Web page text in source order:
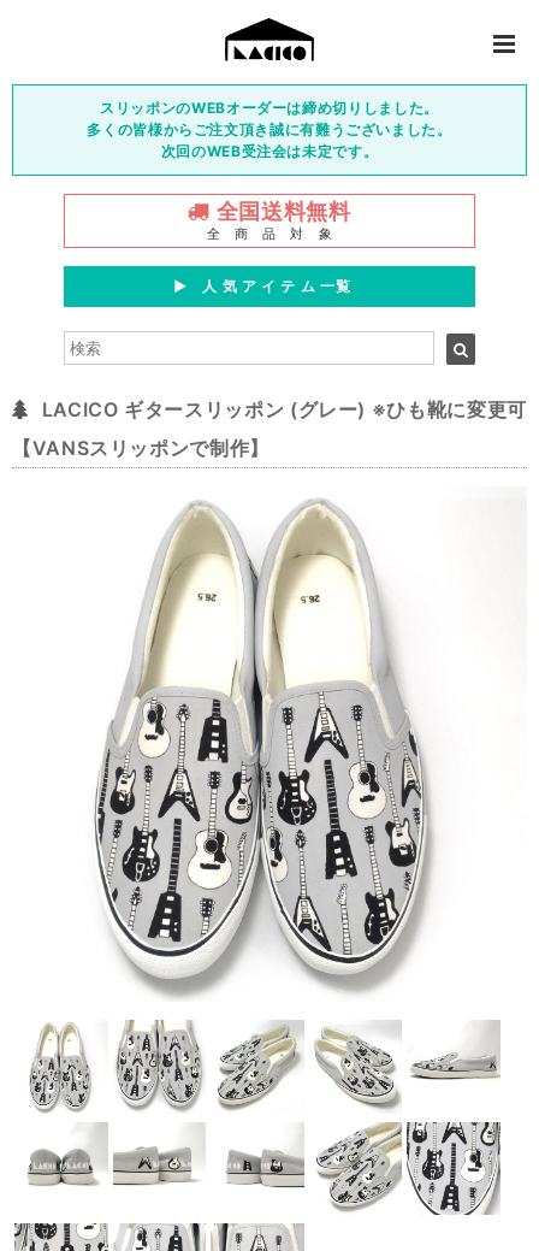
スリッポンのWEBオーダーは締め切りしました。
多くの皆様からご注文頂き誠に有難うございました。
次回のWEB受注会は未定です。
全国送料無料
全 商 品 対 象
▶︎ 人 気 ア イ テ ム 一覧
LACICO ギタースリッポン (グレー) ※ひも靴に変更可
【VANSスリッポンで制作】